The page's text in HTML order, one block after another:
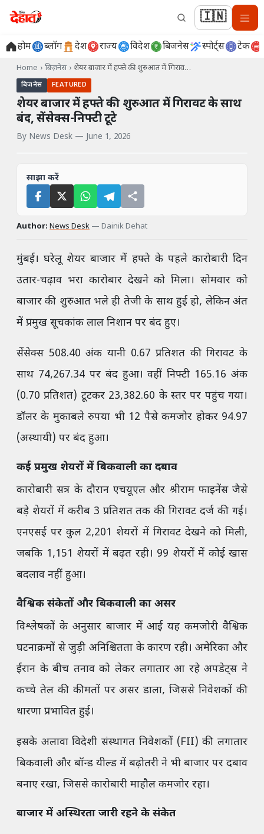
🇮🇳
होम ब्लॉग देश राज्य विदेश बिजनेस स्पोर्ट्स टेक
Home › बिज़नेस › शेयर बाजार में हफ्ते की शुरुआत में गिराव…
बिज़नेस FEATURED
शेयर बाजार में हफ्ते की शुरुआत में गिरावट के साथ
बंद, सेंसेक्स-निफ्टी टूटे
By News Desk — June 1, 2026
साझा करें
Author: News Desk — Dainik Dehat
मुंबई। घरेलू शेयर बाजार में हफ्ते के पहले कारोबारी दिन
उतार-चढ़ाव भरा कारोबार देखने को मिला। सोमवार को
बाजार की शुरुआत भले ही तेजी के साथ हुई हो, लेकिन अंत
में प्रमुख सूचकांक लाल निशान पर बंद हुए।
सेंसेक्स 508.40 अंक यानी 0.67 प्रतिशत की गिरावट के
साथ 74,267.34 पर बंद हुआ। वहीं निफ्टी 165.16 अंक
(0.70 प्रतिशत) टूटकर 23,382.60 के स्तर पर पहुंच गया।
डॉलर के मुकाबले रुपया भी 12 पैसे कमजोर होकर 94.97
(अस्थायी) पर बंद हुआ।
कई प्रमुख शेयरों में बिकवाली का दबाव
कारोबारी सत्र के दौरान एचयूएल और श्रीराम फाइनेंस जैसे
बड़े शेयरों में करीब 3 प्रतिशत तक की गिरावट दर्ज की गई।
एनएसई पर कुल 2,201 शेयरों में गिरावट देखने को मिली,
जबकि 1,151 शेयरों में बढ़त रही। 99 शेयरों में कोई खास
बदलाव नहीं हुआ।
वैश्विक संकेतों और बिकवाली का असर
विश्लेषकों के अनुसार बाजार में आई यह कमजोरी वैश्विक
घटनाक्रमों से जुड़ी अनिश्चितता के कारण रही। अमेरिका और
ईरान के बीच तनाव को लेकर लगातार आ रहे अपडेट्स ने
कच्चे तेल की कीमतों पर असर डाला, जिससे निवेशकों की
धारणा प्रभावित हुई।
इसके अलावा विदेशी संस्थागत निवेशकों (FII) की लगातार
बिकवाली और बॉन्ड यील्ड में बढ़ोतरी ने भी बाजार पर दबाव
बनाए रखा, जिससे कारोबारी माहौल कमजोर रहा।
बाजार में अस्थिरता जारी रहने के संकेत